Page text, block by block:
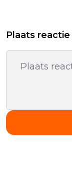
Plaats reactie